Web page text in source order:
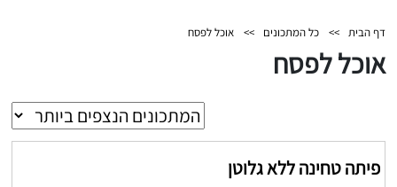
דף הבית >> כל המתכונים >> אוכל לפסח
אוכל לפסח
פיתה טחינה ללא גלוטן